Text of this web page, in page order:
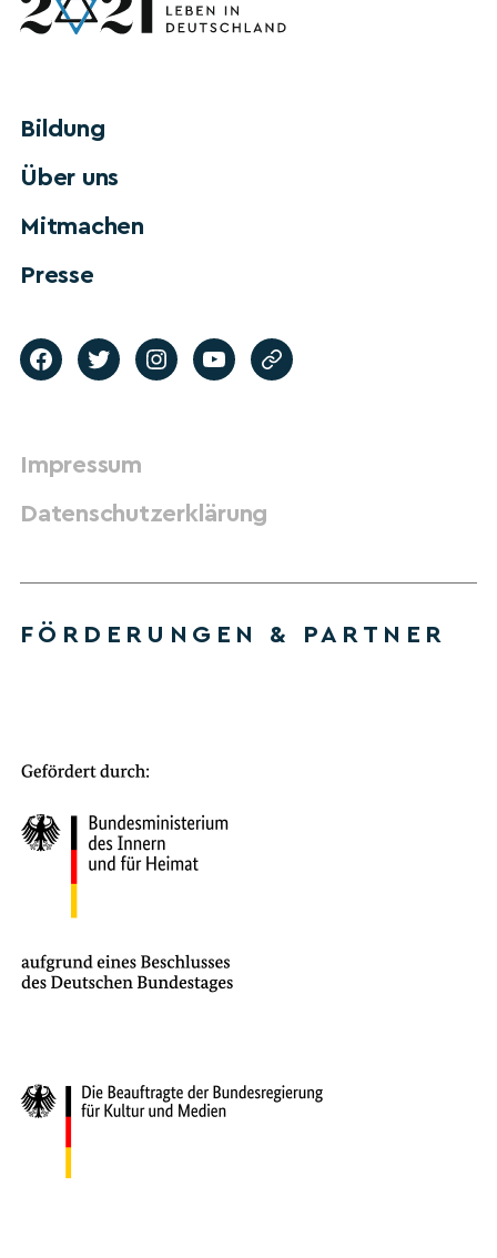
Bildung
Über uns
Mitmachen
Presse
Impressum
Datenschutzerklärung
FÖRDERUNGEN & PARTNER